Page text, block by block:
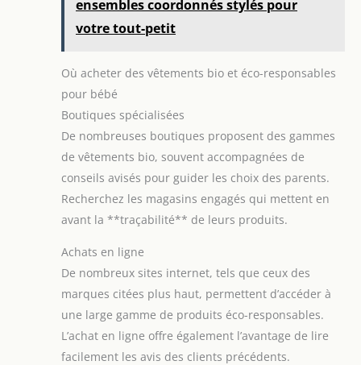
ensembles coordonnés stylés pour
votre tout-petit
Où acheter des vêtements bio et éco-responsables
pour bébé
Boutiques spécialisées
De nombreuses boutiques proposent des gammes
de vêtements bio, souvent accompagnées de
conseils avisés pour guider les choix des parents.
Recherchez les magasins engagés qui mettent en
avant la **traçabilité** de leurs produits.
Achats en ligne
De nombreux sites internet, tels que ceux des
marques citées plus haut, permettent d’accéder à
une large gamme de produits éco-responsables.
L’achat en ligne offre également l’avantage de lire
facilement les avis des clients précédents.